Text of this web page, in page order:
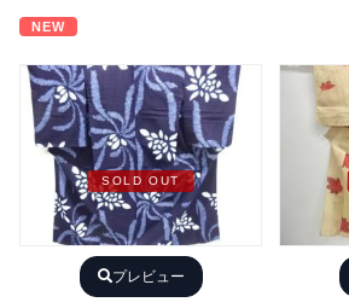
NEW
SOLD OUT
プレビュー